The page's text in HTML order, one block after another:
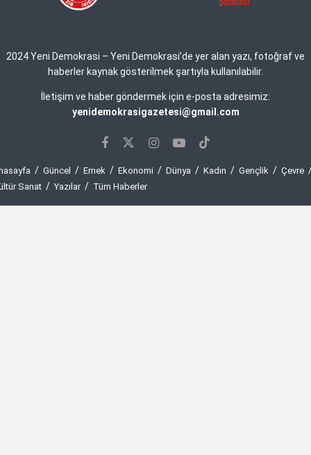
2024 Yeni Demokrasi – Yeni Demokrasi’de yer alan yazı, fotoğraf ve
haberler kaynak gösterilmek şartıyla kullanılabilir.
İletişim ve haber göndermek için e-posta adresimiz:
yenidemokrasigazetesi@gmail.com
Güncel Emek Ekonomi Dünya Kadın Gençlik
Çevre
Sanat
Yazılar Tüm Haberler